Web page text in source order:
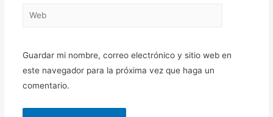
Web
Guardar mi nombre, correo electrónico y sitio web en
este navegador para la próxima vez que haga un
comentario.